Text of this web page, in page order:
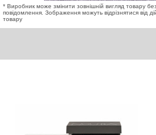
* Виробник може змінити зовнішній вигляд товару
повідомлення. Зображення можуть відрізнятися від
товару